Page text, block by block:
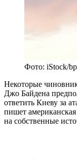
Фото: iStock/
Некоторые
Джо Байдена
ответить Киеву за
пишет американская
на собственные